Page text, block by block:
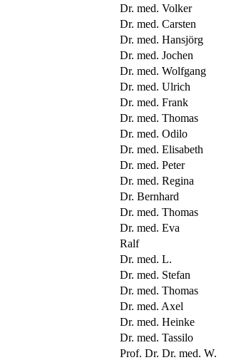
Dr. med. Volker
Dr. med. Carsten
Dr. med. Hansjörg
Dr. med. Jochen
Dr. med. Wolfgang
Dr. med. Ulrich
Dr. med. Frank
Dr. med. Thomas
Dr. med. Odilo
Dr. med. Elisabeth
Dr. med. Peter
Dr. med. Regina
Dr. Bernhard
Dr. med. Thomas
Dr. med. Eva
Ralf
Dr. med. L.
Dr. med. Stefan
Dr. med. Thomas
Dr. med. Axel
Dr. med. Heinke
Dr. med. Tassilo
Prof. Dr. Dr. med. W.